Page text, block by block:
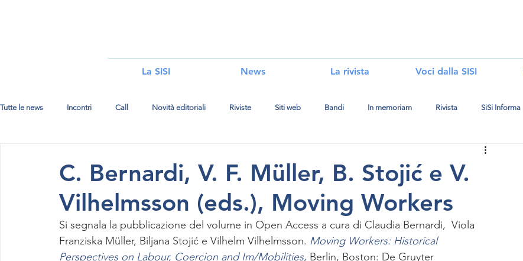
i i
La SISI News La rivista Voci dalla SISI
Tutte le news Incontri Call Novità editoriali Riviste Siti web Bandi In memoriam Rivista SiSi Informa
C. Bernardi, V. F. Müller, B. Stojić e V.
Vilhelmsson (eds.), Moving Workers
Si segnala la pubblicazione del volume in Open Access a cura di Claudia Bernardi,  Viola
Franziska Müller, Biljana Stojić e Vilhelm Vilhelmsson. Moving Workers: Historical
Perspectives on Labour, Coercion and Im/Mobilities, Berlin, Boston: De Gruyter